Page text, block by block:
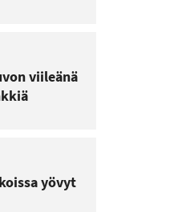
viileänä
yövyt